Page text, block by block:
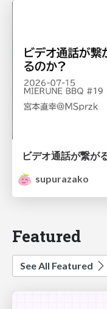
ビデオ通話が繋が
supurazako
Featured
See All Featured